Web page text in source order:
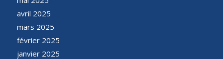
avril 2025
mars 2025
février 2025
janvier 2025